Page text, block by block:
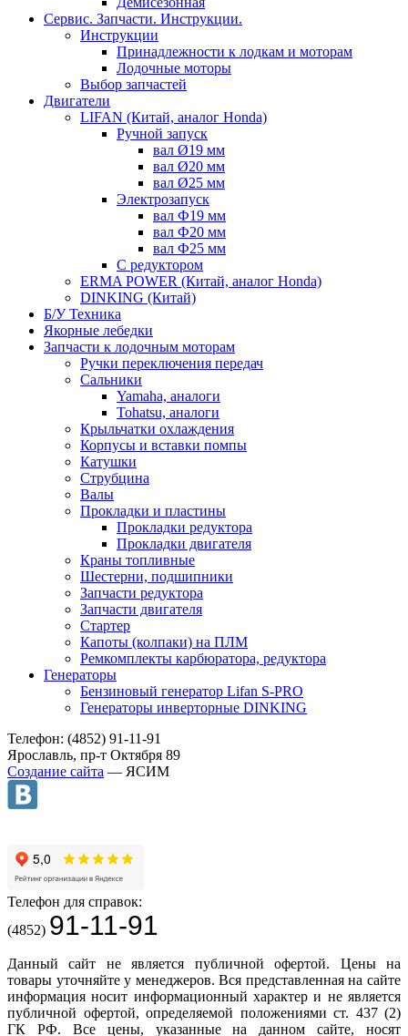
Сервис. Запчасти. Инструкции.
Инструкции
Принадлежности к лодкам и моторам
Лодочные моторы
Выбор запчастей
Двигатели
LIFAN (Китай, аналог Honda)
Ручной запуск
вал Ø19 мм
вал Ø20 мм
вал Ø25 мм
Электрозапуск
вал Ф19 мм
вал Ф20 мм
вал Ф25 мм
С редуктором
ERMA POWER (Китай, аналог Honda)
DINKING (Китай)
Б/У Техника
Якорные лебедки
Запчасти к лодочным моторам
Ручки переключения передач
Сальники
Yamaha, аналоги
Tohatsu, аналоги
Крыльчатки охлаждения
Корпусы и вставки помпы
Катушки
Струбцина
Валы
Прокладки и пластины
Прокладки редуктора
Прокладки двигателя
Краны топливные
Шестерни, подшипники
Запчасти редуктора
Запчасти двигателя
Стартер
Капоты (колпаки) на ПЛМ
Ремкомплекты карбюратора, редуктора
Генераторы
Бензиновый генератор Lifan S-PRO
Генераторы инверторные DINKING
Телефон: (4852) 91-11-91
Ярославль, пр-т Октября 89
Создание сайта — ЯСИМ
Телефон для справок:
(4852) 91-11-91
Данный сайт не является публичной офертой. Цены на
товары уточняйте у менеджеров. Вся представленная на сайте
информация носит информационный характер и не является
публичной офертой, определяемой положениями ст. 437 (2)
ГК РФ. Все цены, указанные на данном сайте, носят